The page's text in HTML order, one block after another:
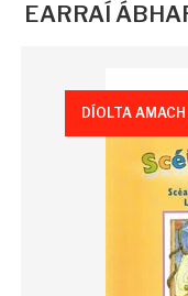
EARRAÍ
DÍOLTA